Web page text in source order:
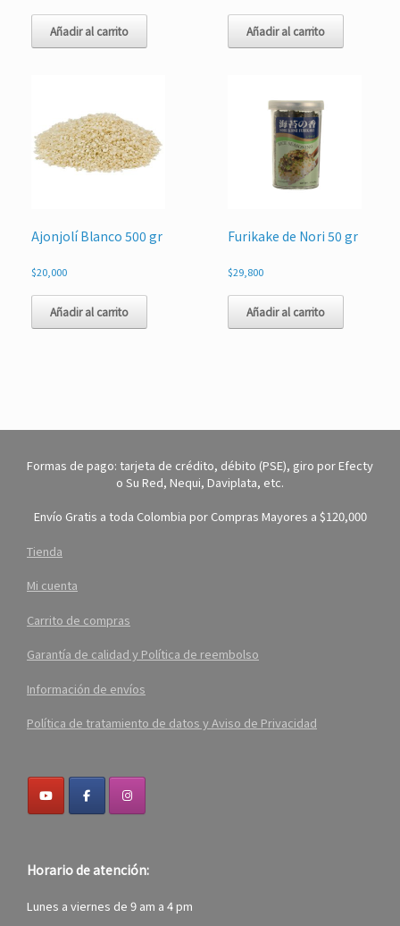
Añadir al carrito Añadir al carrito
Ajonjolí Blanco 500 gr
$20,000
Añadir al carrito
Furikake de Nori 50 gr
$29,800
Añadir al carrito
Formas de pago: tarjeta de crédito, débito (PSE), giro por Efecty
o Su Red, Nequi, Daviplata, etc.
Envío Gratis a toda Colombia por Compras Mayores a $120,000
Tienda
Mi cuenta
Carrito de compras
Garantía de calidad y Política de reembolso
Información de envíos
Política de tratamiento de datos y Aviso de Privacidad
Horario de atención:
Lunes a viernes de 9 am a 4 pm